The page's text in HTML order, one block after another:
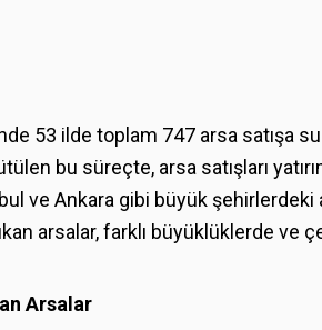
53 ilde toplam 747 arsa satışa
bu süreçte, arsa satışları
ve Ankara gibi büyük
arsalar, farklı büyüklüklerde
Arsalar